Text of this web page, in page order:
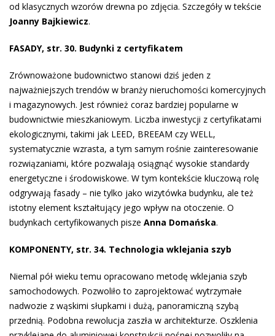
od klasycznych wzorów drewna po zdjęcia. Szczegóły w tekście
Joanny Bajkiewicz.
FASADY, str. 30. Budynki z certyfikatem
Zrównoważone budownictwo stanowi dziś jeden z
najważniejszych trendów w branży nieruchomości komercyjnych
i magazynowych. Jest również coraz bardziej popularne w
budownictwie mieszkaniowym. Liczba inwestycji z certyfikatami
ekologicznymi, takimi jak LEED, BREEAM czy WELL,
systematycznie wzrasta, a tym samym rośnie zainteresowanie
rozwiązaniami, które pozwalają osiągnąć wysokie standardy
energetyczne i środowiskowe. W tym kontekście kluczową rolę
odgrywają fasady – nie tylko jako wizytówka budynku, ale też
istotny element kształtujący jego wpływ na otoczenie. O
budynkach certyfikowanych pisze Anna Domańska.
KOMPONENTY, str. 34. Technologia wklejania szyb
Niemal pół wieku temu opracowano metodę wklejania szyb
samochodowych. Pozwoliło to zaprojektować wytrzymałe
nadwozie z wąskimi słupkami i dużą, panoramiczną szybą
przednią. Podobna rewolucja zaszła w architekturze. Oszklenia